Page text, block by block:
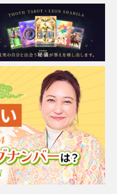
深掘
覚霊視をご体感下さい。